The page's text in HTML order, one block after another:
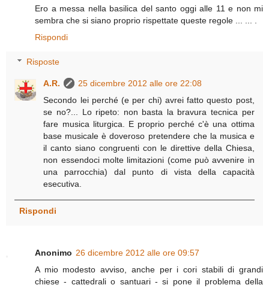
Ero a messa nella basilica del santo oggi alle 11 e non mi
sembra che si siano proprio rispettate queste regole ... ... .
Rispondi
Risposte
A.R.
25 dicembre 2012 alle ore 22:08
Secondo lei perché (e per chi) avrei fatto questo post,
se no?... Lo ripeto: non basta la bravura tecnica per
fare musica liturgica. E proprio perché c'è una ottima
base musicale è doveroso pretendere che la musica e
il canto siano congruenti con le direttive della Chiesa,
non essendoci molte limitazioni (come può avvenire in
una parrocchia) dal punto di vista della capacità
esecutiva.
Rispondi
Anonimo 26 dicembre 2012 alle ore 09:57
A mio modesto avviso, anche per i cori stabili di grandi
chiese - cattedrali o santuari - si pone il problema della